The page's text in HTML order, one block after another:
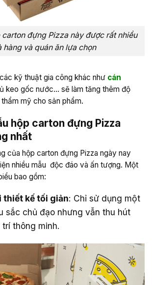
carton đựng Pizza này được rất nhiều
hàng và quán ăn lựa chọn
kỹ thuật gia công khác như cán
keo gốc nước… sẽ làm tăng thêm độ
mỹ cho sản phẩm.
hộp carton đựng Pizza
nhất
của hộp carton đựng Pizza ngày nay
nhiều mẫu độc đáo và ấn tượng. Một
bao gồm:
thiết kế tối giản: Chỉ sử dụng một
sắc chủ đạo nhưng vẫn thu hút
thông minh.